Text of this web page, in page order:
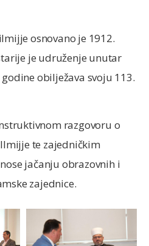
osnovano je 1912.
je udruženje unutar
obilježava svoju 113.
razgovoru o
te zajedničkim
jačanju obrazovnih i
zajednice.